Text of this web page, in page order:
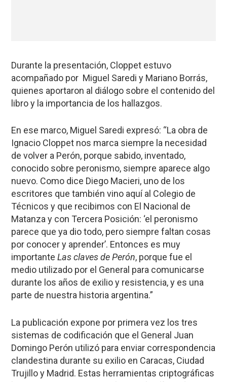
Durante la presentación, Cloppet estuvo
acompañado por Miguel Saredi y Mariano Borrás,
quienes aportaron al diálogo sobre el contenido del
libro y la importancia de los hallazgos.
En ese marco, Miguel Saredi expresó: “La obra de
Ignacio Cloppet nos marca siempre la necesidad
de volver a Perón, porque sabido, inventado,
conocido sobre peronismo, siempre aparece algo
nuevo. Como dice Diego Macieri, uno de los
escritores que también vino aquí al Colegio de
Técnicos y que recibimos con El Nacional de
Matanza y con Tercera Posición: ‘el peronismo
parece que ya dio todo, pero siempre faltan cosas
por conocer y aprender’. Entonces es muy
importanteLas claves de Perón, porque fue el
medio utilizado por el General para comunicarse
durante los años de exilio y resistencia, y es una
parte de nuestra historia argentina.”
La publicación expone por primera vez los tres
sistemas de codificación que el General Juan
Domingo Perón utilizó para enviar correspondencia
clandestina durante su exilio en Caracas, Ciudad
Trujillo y Madrid. Estas herramientas criptográficas